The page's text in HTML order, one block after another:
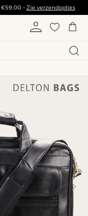
€59,00- Zie verzendopties